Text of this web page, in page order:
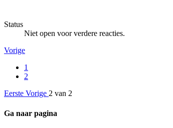
Status
Niet open voor verdere reacties.
Vorige
1
2
Eerste Vorige 2 van 2
Ga naar pagina